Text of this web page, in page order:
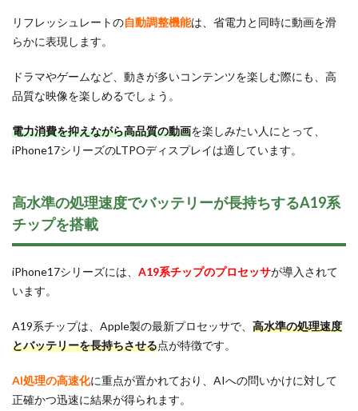
リフレッシュレートの自動調整機能は、省電力と同時に動画を滑
らかに表現します。
ドラマやゲームなど、動きが多いコンテンツを楽しむ際にも、高
品質な映像を楽しめるでしょう。
電力消費を抑えながら高品質の動画を楽しみたい人にとって、
iPhone17シリーズのLTPOディスプレイは適しています。
高水準の処理速度でバッテリーが長持ちするA19系
チップを搭載
iPhone17シリーズには、 A19系チップのプロセッサが導入されて
います。
A19系チップは、Apple製の最新プロセッサで、 高水準の処理速度
とバッテリーを長持ちさせる点が特徴です。
AI処理の高速化に重点が置かれており、AIへの問いかけに対して
正確かつ迅速に結果が得られます。